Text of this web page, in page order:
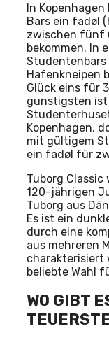
In
Bars ein fadøl
zwischen fünf
bekommen. In
Hafenkneipen
Glück eins für
günstigsten ist
Kopenhagen,
mit gültigem
ein fadøl für
Tuborg Classic
120-jährigen
Tuborg aus
Es ist ein
durch eine
aus mehreren
charakterisiert
beliebte Wahl
WO GIBT